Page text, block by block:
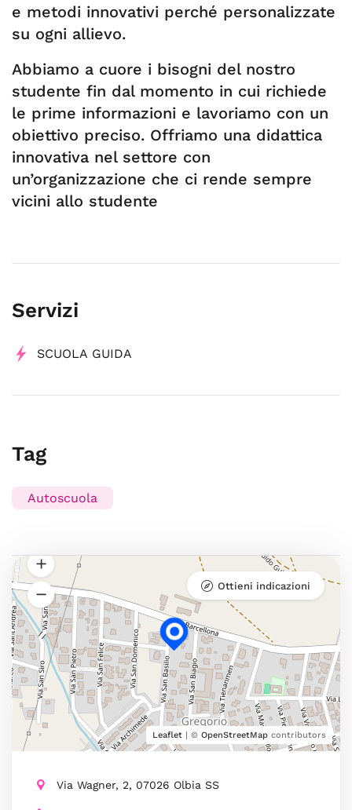
e metodi innovativi perché personalizzate
su ogni allievo.
Abbiamo a cuore i bisogni del nostro
studente fin dal momento in cui richiede
le prime informazioni e lavoriamo con un
obiettivo preciso. Offriamo una didattica
innovativa nel settore con
un’organizzazione che ci rende sempre
vicini allo studente
Servizi
SCUOLA GUIDA
Tag
Autoscuola
Leaflet | © OpenStreetMap contributors
Ottieni indicazioni
Via Wagner, 2, 07026 Olbia SS